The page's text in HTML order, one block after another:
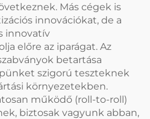
Más cégek is
innovációkat, de a
innovatív
előre az iparágat. Az
betartása
szigorú teszteknek
környezetekben.
működő (roll-to-roll)
biztosak vagyunk abban,